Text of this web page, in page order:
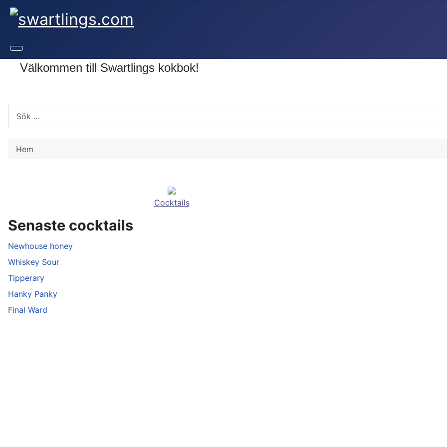
Välkommen till Swartlings kokbok!
Hem
Cocktails
Senaste cocktails
Newhouse honey
Whiskey Sour
Tipperary
Hanky Panky
Final Ward